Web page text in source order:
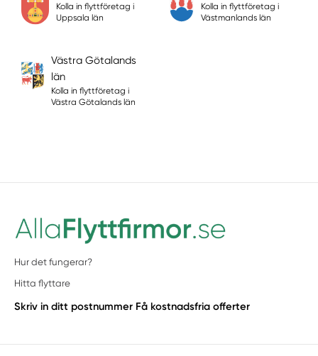
Kolla in flyttföretag i
Uppsala län
Kolla in flyttföretag i
Västmanlands län
Västra Götalands
län
Kolla in flyttföretag i
Västra Götalands län
Hur det fungerar?
Hitta flyttare
Skriv in ditt postnummer Få kostnadsfria offerter